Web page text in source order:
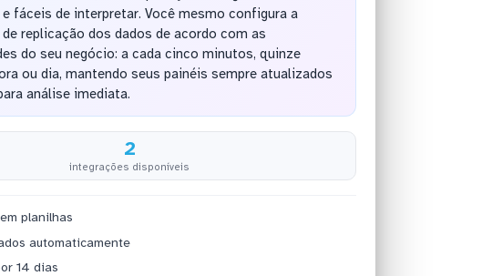
fáceis de interpretar. Você mesmo configura a
replicação dos dados de acordo com as
do seu negócio: a cada cinco minutos, quinze
ou dia, mantendo seus painéis sempre atualizados
análise imediata.
2
integrações disponíveis
planilhas
automaticamente
14 dias